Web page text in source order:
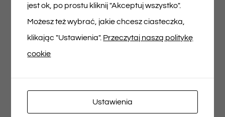
Dodaj do koszyka Szczegóły
jest ok, po prostu kliknij "Akceptuj wszystko".
Możesz też wybrać, jakie chcesz ciasteczka,
klikając "Ustawienia". Przeczytaj naszą politykę
cookie
Ustawienia